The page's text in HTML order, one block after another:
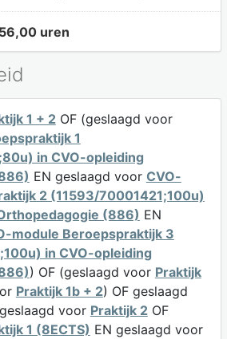
uren
1 + 2OF (geslaagd voor
1
in CVO-opleiding
EN geslaagd voor CVO-
2 (11593/70001421;100u)
(886) EN
module Beroepspraktijk 3
in CVO-opleiding
) OF (geslaagd voor Praktijk
Praktijk 1b + 2) OF geslaagd
voor Praktijk 2OF
1 (8ECTS) EN geslaagd voor